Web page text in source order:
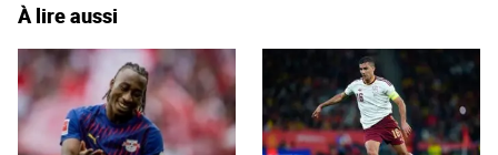
À lire aussi